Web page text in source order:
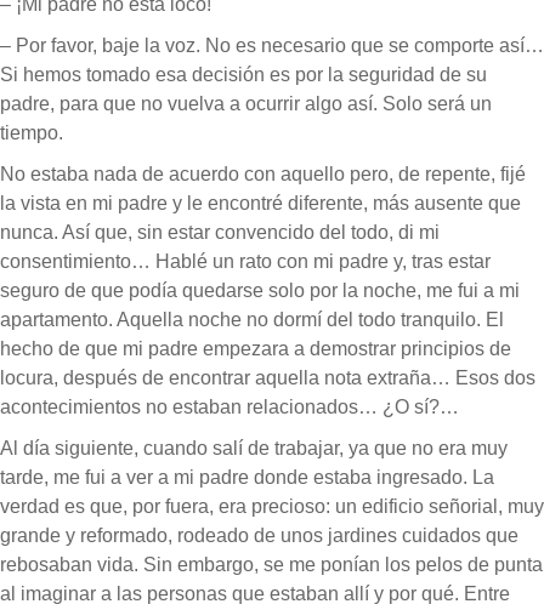
– ¡Mi padre no está loco!
– Por favor, baje la voz. No es necesario que se comporte así…
Si hemos tomado esa decisión es por la seguridad de su
padre, para que no vuelva a ocurrir algo así. Solo será un
tiempo.
No estaba nada de acuerdo con aquello pero, de repente, fijé
la vista en mi padre y le encontré diferente, más ausente que
nunca. Así que, sin estar convencido del todo, di mi
consentimiento… Hablé un rato con mi padre y, tras estar
seguro de que podía quedarse solo por la noche, me fui a mi
apartamento. Aquella noche no dormí del todo tranquilo. El
hecho de que mi padre empezara a demostrar principios de
locura, después de encontrar aquella nota extraña… Esos dos
acontecimientos no estaban relacionados… ¿O sí?…
Al día siguiente, cuando salí de trabajar, ya que no era muy
tarde, me fui a ver a mi padre donde estaba ingresado. La
verdad es que, por fuera, era precioso: un edificio señorial, muy
grande y reformado, rodeado de unos jardines cuidados que
rebosaban vida. Sin embargo, se me ponían los pelos de punta
al imaginar a las personas que estaban allí y por qué. Entre